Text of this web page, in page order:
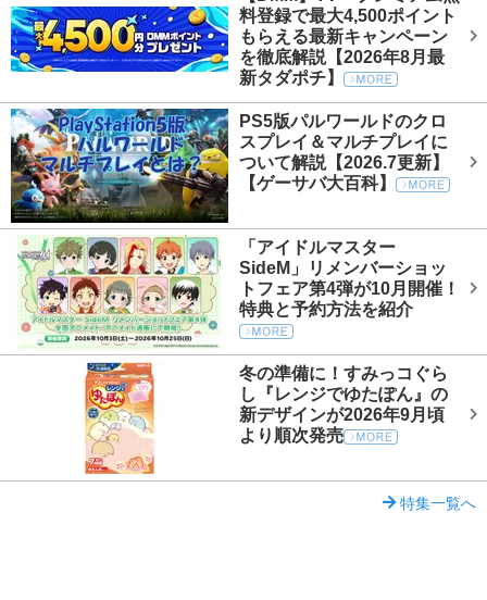
料登録で最大4,500ポイント
もらえる最新キャンペーン
を徹底解説【2026年8月最
新タダポチ】
PS5版パルワールドのクロ
スプレイ＆マルチプレイに
ついて解説【2026.7更新】
【ゲーサバ大百科】
「アイドルマスター
SideM」リメンバーショッ
トフェア第4弾が10月開催！
特典と予約方法を紹介
冬の準備に！すみっコぐら
し『レンジでゆたぽん』の
新デザインが2026年9月頃
より順次発売
特集一覧へ